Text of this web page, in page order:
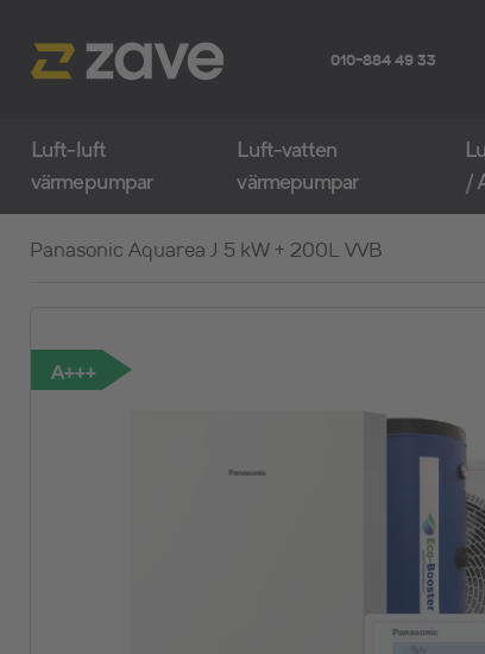
010-884 49 33
Luft-luft
värmepumpar
Luft-vatten
värmepumpar
/
Panasonic Aquarea J 5 kW + 200L VVB
A+++